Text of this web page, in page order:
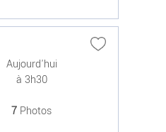
Aujourd'hui
à 3h30
7 Photos